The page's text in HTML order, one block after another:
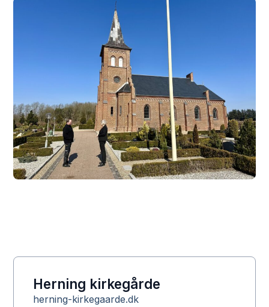
Herning kirkegårde
herning-kirkegaarde.dk